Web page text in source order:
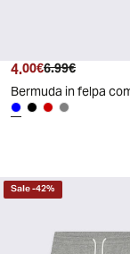
Prezzo attuale
4.00€ Prezzo
6.99€
Sale-42%